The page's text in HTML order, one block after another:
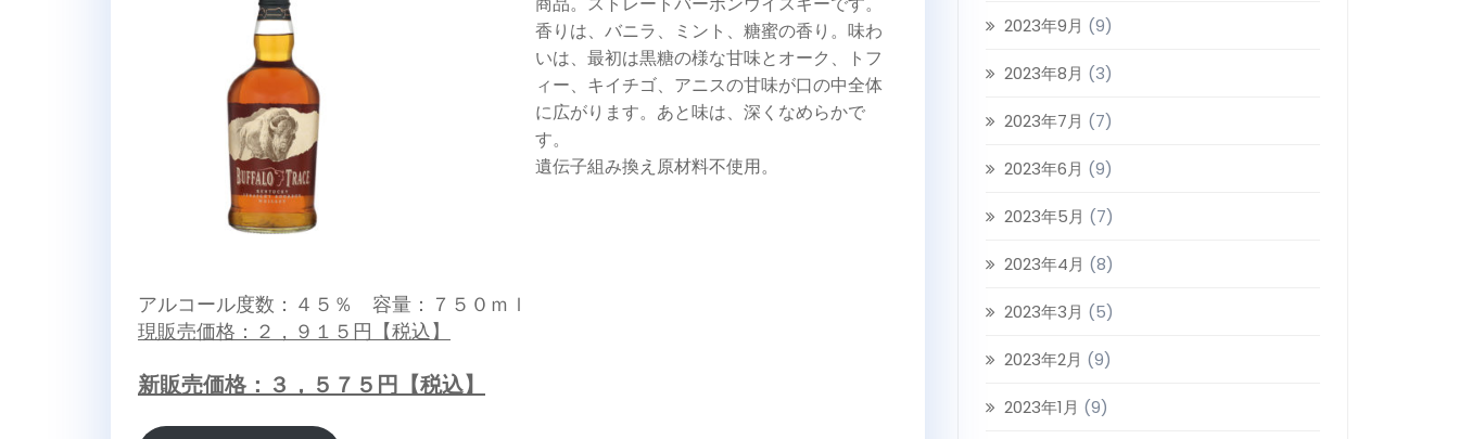
香りは、バニラ、ミント、糖蜜の香り。味わ
いは、最初は黒糖の様な甘味とオーク、トフ
ィー、キイチゴ、アニスの甘味が口の中全体
に広がります。あと味は、深くなめらかで
す。
遺伝子組み換え原材料不使用。
アルコール度数：４５％ 容量：７５０ｍｌ
現販売価格：２，９１５円【税込】
新販売価格：３，５７５円【税込】
2023年9月 (9)
2023年8月 (3)
2023年7月 (7)
2023年6月 (9)
2023年5月 (7)
2023年4月 (8)
2023年3月 (5)
2023年2月 (9)
2023年1月 (9)